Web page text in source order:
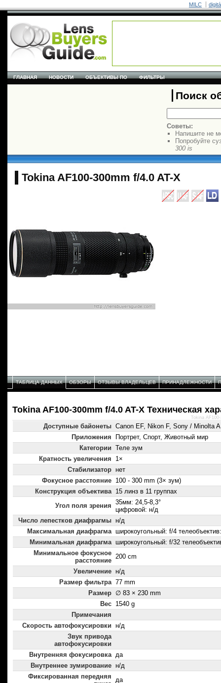
MILC
ГЛАВНАЯ НОВОСТИ ОБЪЕКТИВЫ ПО ФИЛЬТРЫ
Поиск
Советы:
Напишите не
Попробуйте
300 is
Tokina AF100-300mm f/4.0 AT-X
ТАБЛИЦА ДАННЫХ ОБЗОРЫ ОТЗЫВЫ ВЛАДЕЛЬЦЕВ ПРИНАДЛЕЖНОСТИ
Tokina AF100-300mm f/4.0 AT-X Техническая
Доступные байонеты Canon EF, Nikon F, Sony / Minolta A
Приложения
Портрет, Спорт, Животный мир
Категории Теле зум
Кратность увеличения
1×
Стабилизатор нет
Фокусное расстояние 100 - 300 mm (3× зум)
Конструкция объектива 15 линз в 11 группах
Угол поля зрения 35мм: 24,5-8,3°
цифровой: н/д
Число лепестков диафрагмы н/д
Максимальная диафрагма широкоугольный: f/4
Минимальная диафрагма широкоугольный: f/32
Минимальное фокусное
расстояние
200 cm
Увеличение н/д
Размер фильтра 77 mm
Размер ∅ 83 × 230 mm
Вес 1540 g
Примечания
Скорость автофокусировки н/д
Звук привода
автофокусировки
Внутренняя фокусировка да
Внутреннее зумирование н/д
Фиксированная передняя да
Tokina